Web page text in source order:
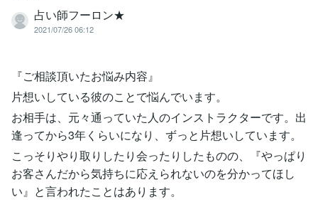
占い師フーロン★
2021/07/26 06:12
『ご相談頂いたお悩み内容』
片想いしている彼のことで悩んでいます。
お相手は、元々通っていた人のインストラクターです。出
逢ってから3年くらいになり、ずっと片想いしています。
こっそりやり取りしたり会ったりしたものの、『やっぱり
お客さんだから気持ちに応えられないのを分かってほし
い』と言われたことはあります。